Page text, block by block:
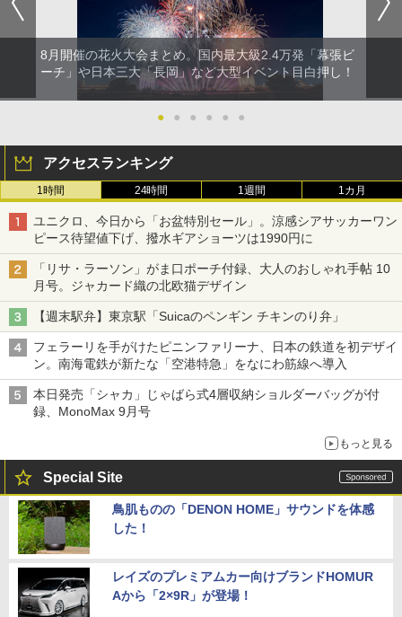
8月開催の花火大会まとめ。国内最大級2.4万発「幕張ビ
ーチ」や日本三大「長岡」など大型イベント目白押し！
● ● ● ● ● ●
アクセスランキング
1時間 24時間 1週間 1カ月
ユニクロ、今日から「お盆特別セール」。涼感シアサッカーワン
ピース待望値下げ、撥水ギアショーツは1990円に
「リサ・ラーソン」がま口ポーチ付録、大人のおしゃれ手帖 10
月号。ジャカード織の北欧猫デザイン
【週末駅弁】東京駅「Suicaのペンギン チキンのり弁」
フェラーリを手がけたピニンファリーナ、日本の鉄道を初デザイ
ン。南海電鉄が新たな「空港特急」をなにわ筋線へ導入
本日発売「シャカ」じゃばら式4層収納ショルダーバッグが付
録、MonoMax 9月号
もっと見る
Special Site
鳥肌ものの「DENON HOME」サウンドを体感
した！
レイズのプレミアムカー向けブランドHOMUR
Aから「2×9R」が登場！